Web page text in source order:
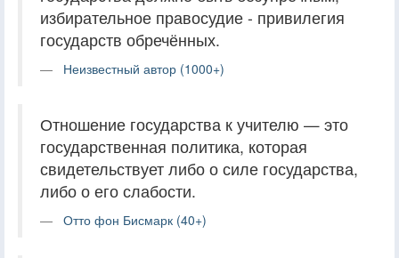
избирательное правосудие - привилегия
государств обречённых.
Неизвестный автор (1000+)
Отношение государства к учителю — это
государственная политика, которая
свидетельствует либо о силе государства,
либо о его слабости.
Отто фон Бисмарк (40+)